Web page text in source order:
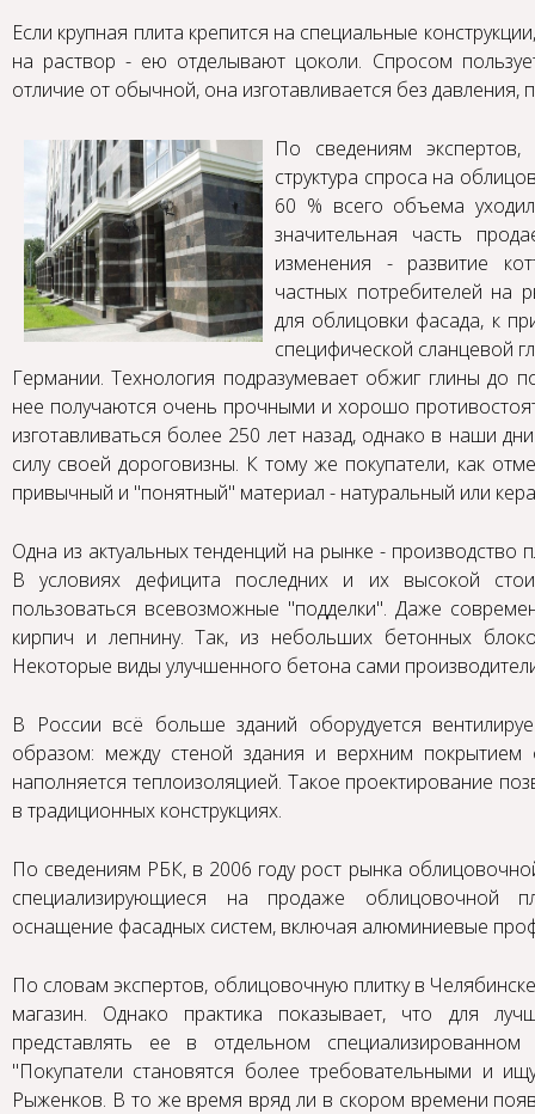
Если крупная плита крепится на специальные
на раствор - ею отделывают цоколи. Спросом
отличие от обычной, она изготавливается без давления,
По сведениям
структура спроса на
60 % всего объема
значительная часть
изменения - развитие
частных потребителей на
для облицовки фасада, к
специфической сланцевой
Германии. Технология подразумевает обжиг глины до
нее получаются очень прочными и хорошо
изготавливаться более 250 лет назад, однако в наши
силу своей дороговизны. К тому же покупатели, как
привычный и "понятный" материал - натуральный или
Одна из актуальных тенденций на рынке -
В условиях дефицита последних и их высокой
пользоваться всевозможные "подделки". Даже
кирпич и лепнину. Так, из небольших бетонных
Некоторые виды улучшенного бетона сами
В России всё больше зданий оборудуется
образом: между стеной здания и верхним покрытием
наполняется теплоизоляцией. Такое проектирование
в традиционных конструкциях.
По сведениям РБК, в 2006 году рост рынка
специализирующиеся на продаже облицовочной
оснащение фасадных систем, включая алюминиевые
По словам экспертов, облицовочную плитку в
магазин. Однако практика показывает, что для
представлять ее в отдельном
"Покупатели становятся более требовательными и
Рыженков. В то же время вряд ли в скором времени